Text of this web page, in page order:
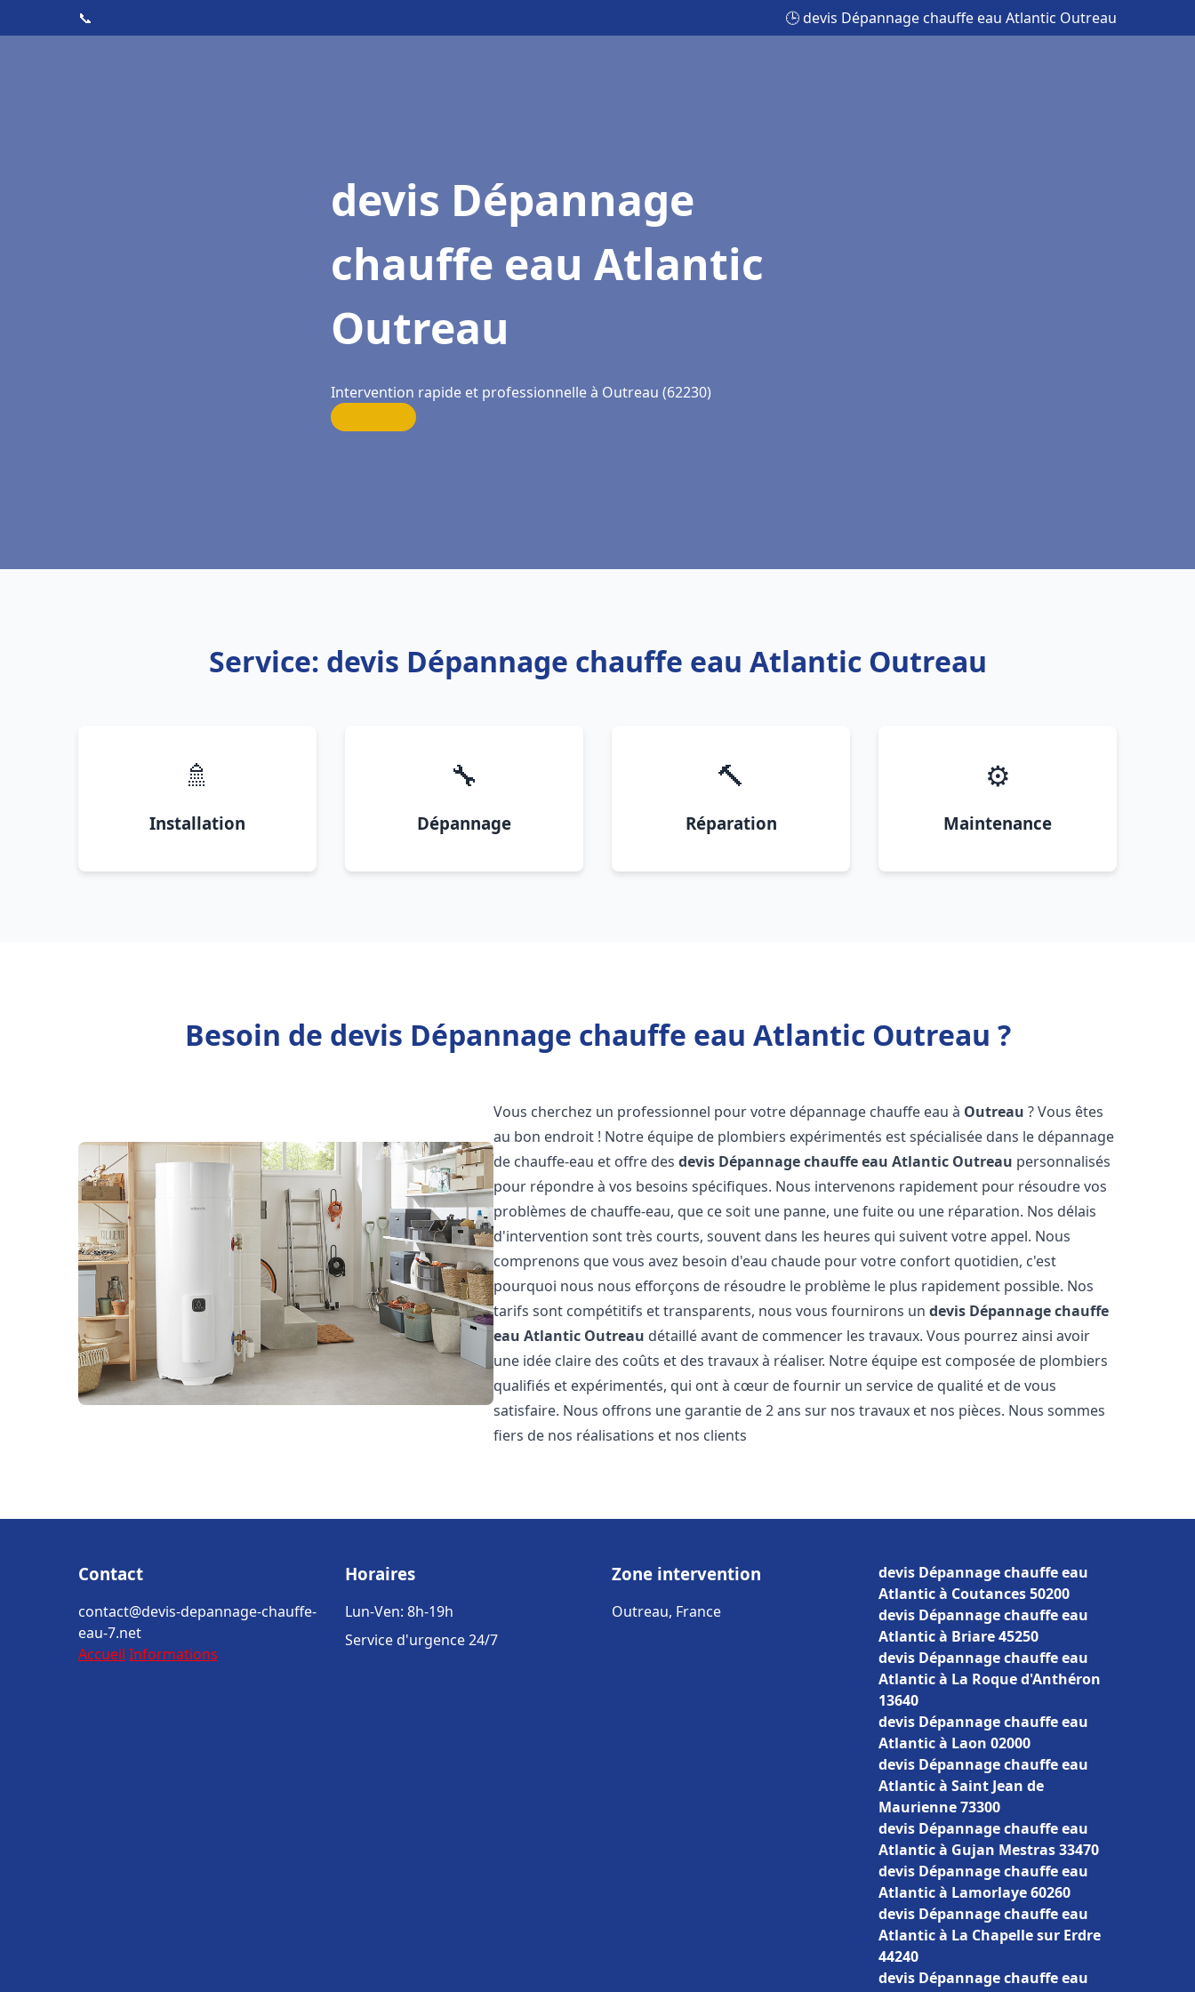
📞 🕒 devis Dépannage chauffe eau Atlantic Outreau
devis Dépannage
chauffe eau Atlantic
Outreau
Intervention rapide et professionnelle à Outreau (62230)
Service: devis Dépannage chauffe eau Atlantic Outreau
🚿
Installation
🔧
Dépannage
🔨
Réparation
⚙️
Maintenance
Besoin de devis Dépannage chauffe eau Atlantic Outreau ?
Vous cherchez un professionnel pour votre dépannage chauffe eau à Outreau ? Vous êtes
au bon endroit ! Notre équipe de plombiers expérimentés est spécialisée dans le dépannage
de chauffe-eau et offre desdevis Dépannage chauffe eau Atlantic Outreau personnalisés
pour répondre à vos besoins spécifiques. Nous intervenons rapidement pour résoudre vos
problèmes de chauffe-eau, que ce soit une panne, une fuite ou une réparation. Nos délais
d'intervention sont très courts, souvent dans les heures qui suivent votre appel. Nous
comprenons que vous avez besoin d'eau chaude pour votre confort quotidien, c'est
pourquoi nous nous efforçons de résoudre le problème le plus rapidement possible. Nos
tarifs sont compétitifs et transparents, nous vous fournirons undevis Dépannage chauffe
eau Atlantic Outreau détaillé avant de commencer les travaux. Vous pourrez ainsi avoir
une idée claire des coûts et des travaux à réaliser. Notre équipe est composée de plombiers
qualifiés et expérimentés, qui ont à cœur de fournir un service de qualité et de vous
satisfaire. Nous offrons une garantie de 2 ans sur nos travaux et nos pièces. Nous sommes
fiers de nos réalisations et nos clients
Contact
contact@devis-depannage-chauffe-
eau-7.net
Accueil Informations
Horaires
Lun-Ven: 8h-19h
Service d'urgence 24/7
Zone intervention
Outreau, France
devis Dépannage chauffe eau
Atlantic à Coutances 50200
devis Dépannage chauffe eau
Atlantic à Briare 45250
devis Dépannage chauffe eau
Atlantic à La Roque d'Anthéron
13640
devis Dépannage chauffe eau
Atlantic à Laon 02000
devis Dépannage chauffe eau
Atlantic à Saint Jean de
Maurienne 73300
devis Dépannage chauffe eau
Atlantic à Gujan Mestras 33470
devis Dépannage chauffe eau
Atlantic à Lamorlaye 60260
devis Dépannage chauffe eau
Atlantic à La Chapelle sur Erdre
44240
devis Dépannage chauffe eau